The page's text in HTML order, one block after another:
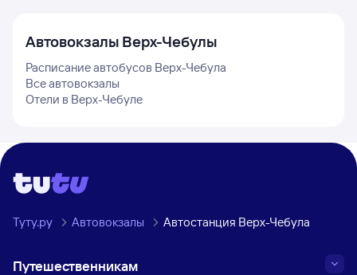
Автовокзалы Верх-Чебулы
Расписание автобусов Верх-Чебула
Все автовокзалы
Отели в Верх-Чебуле
Туту.ру Автовокзалы Автостанция Верх-Чебула
Путешественникам